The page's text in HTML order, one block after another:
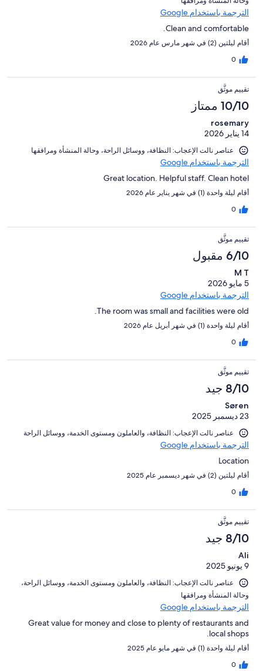
الترجمة باستخدام Google
Clean and comfortable.
أقام ليلتين (2) في شهر مارس عام 2026
0
تقييم موثَّق
10/10 ممتاز
rosemary
14 يناير 2026
عناصر نالت الإعجاب: ⁦النظافة⁩، و⁦وسائل الراحة⁩، و⁦حالة المنشأة ومرافقها⁩
الترجمة باستخدام Google
Great location. Helpful staff. Clean hotel
أقام ليلة واحدة (1) في شهر يناير عام 2026
0
تقييم موثَّق
6/10 مقبول
M T
5 مايو 2026
الترجمة باستخدام Google
The room was small and facilities were old.
أقام ليلة واحدة (1) في شهر أبريل عام 2026
0
تقييم موثَّق
8/10 جيد
Søren
23 ديسمبر 2025
عناصر نالت الإعجاب: ⁦النظافة⁩، و⁦العاملون ومستوى الخدمة⁩، و⁦وسائل الراحة⁩
الترجمة باستخدام Google
Location
أقام ليلتين (2) في شهر ديسمبر عام 2025
0
تقييم موثَّق
8/10 جيد
Ali
9 يونيو 2025
عناصر نالت الإعجاب: ⁦النظافة⁩، و⁦العاملون ومستوى الخدمة⁩، و⁦وسائل الراحة⁩،
و⁦حالة المنشأة ومرافقها⁩
الترجمة باستخدام Google
Great value for money and close to plenty of restaurants and
local shops.
أقام ليلة واحدة (1) في شهر مايو عام 2025
0